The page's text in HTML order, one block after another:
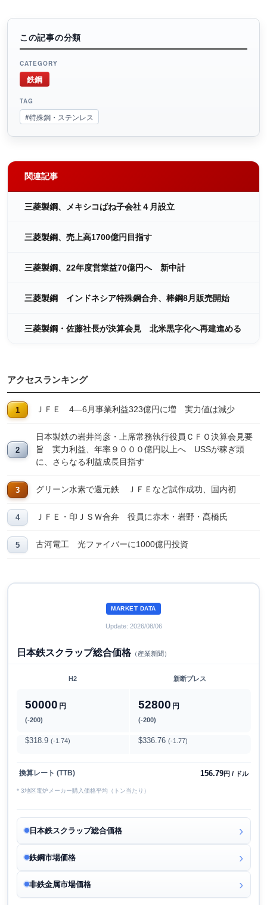
この記事の分類
CATEGORY
鉄鋼
TAG
#特殊鋼・ステンレス
関連記事
三菱製鋼、メキシコばね子会社４月設立
三菱製鋼、売上高1700億円目指す
三菱製鋼、22年度営業益70億円へ 新中計
三菱製鋼 インドネシア特殊鋼合弁、棒鋼8月販売開始
三菱製鋼・佐藤社長が決算会見 北米黒字化へ再建進める
アクセスランキング
ＪＦＥ 4―6月事業利益323億円に増 実力値は減少
日本製鉄の岩井尚彦・上席常務執行役員ＣＦＯ決算会見要
旨 実力利益、年率９０００億円以上へ USSが稼ぎ頭
に、さらなる利益成長目指す
グリーン水素で還元鉄 ＪＦＥなど試作成功、国内初
ＪＦＥ・印ＪＳＷ合弁 役員に赤木・岩野・髙橋氏
古河電工 光ファイバーに1000億円投資
MARKET DATA
Update: 2026/08/06
日本鉄スクラップ総合価格（産業新聞）
H2 新断プレス
50000 円
(-200)
52800 円
(-200)
$318.9 (-1.74) $336.76 (-1.77)
換算レート (TTB) 156.79円 / ドル
* 3地区電炉メーカー購入価格平均（トン当たり）
日本鉄スクラップ総合価格
鉄鋼市場価格
非鉄金属市場価格